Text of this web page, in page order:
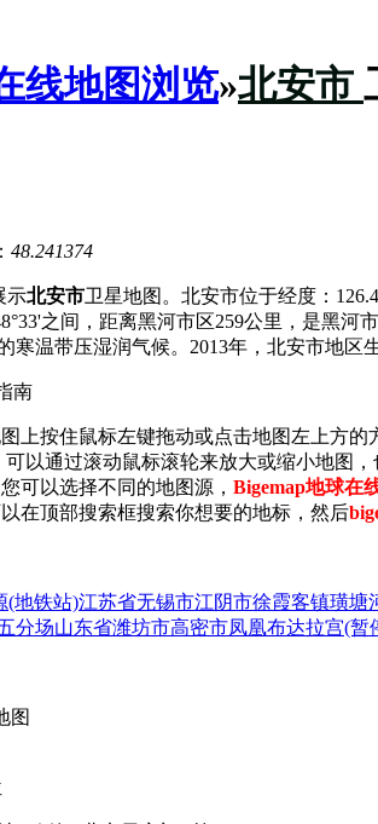
线地图浏览»北安市
48.241374
示北安市卫星地图。北安市位于经度：
48°33'之间，距离黑河市区259公里，是
寒温带压湿润气候。2013年，北安市地区
南
上按住鼠标左键拖动或点击地图左上方的
可以通过滚动鼠标滚轮来放大或缩小地图
可以选择不同的地图源， Bigemap地球在
在顶部搜索框搜索你想要的地标，然后
(地铁站)江苏省无锡市江阴市徐霞客镇璜塘
分场山东省潍坊市高密市凤凰布达拉宫(暂
图